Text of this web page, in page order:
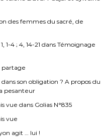
des femmes du sacré, de
1-4 ; 4, 14-21 dans Témoignage
partage
son obligation ? A propos du
pesanteur
vue dans Golias N°835
vue
agit … lui !